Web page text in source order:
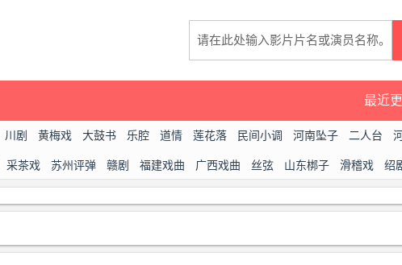
最近
川剧 黄梅戏 大鼓书 乐腔 道情 莲花落 民间小调 河南坠子 二人台
采茶戏 苏州评弹 赣剧 福建戏曲 广西戏曲 丝弦 山东梆子 滑稽戏 绍